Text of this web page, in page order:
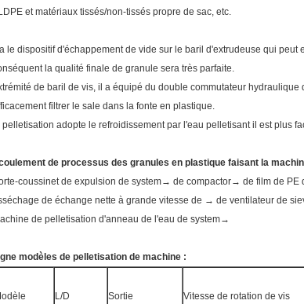
et matériaux tissés/non-tissés propre de sac, etc.
le dispositif d'échappement de vide sur le baril d'extrudeuse qui
la qualité finale de granule sera très parfaite.
de baril de vis, il a équipé du double commutateur
filtrer le sale dans la fonte en plastique.
pelletisation adopte le refroidissement par l'eau pelletisant il est plus
de processus des granules en plastique faisant la
coussinet de expulsion de system→ de compactor→ de film de
de échange nette à grande vitesse de → de ventilateur de
de pelletisation d'anneau de l'eau de system→
modèles de pelletisation de machine :
L/D Sortie Vitesse de rotation de vis